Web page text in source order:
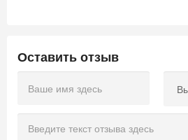
Оставить отзыв